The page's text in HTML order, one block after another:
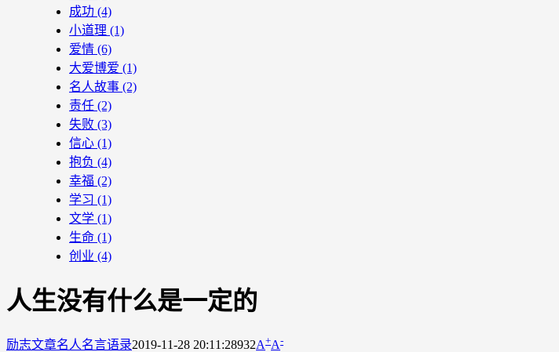
成功 (4)
小道理 (1)
爱情 (6)
大爱博爱 (1)
名人故事 (2)
责任 (2)
失败 (3)
信心 (1)
抱负 (4)
幸福 (2)
学习 (1)
文学 (1)
生命 (1)
创业 (4)
人生没有什么是一定的
励志文章名人名言语录2019-11-28 20:11:28932A+A-